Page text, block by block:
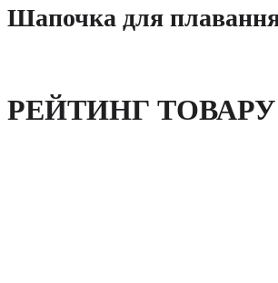
Шапочка для
РЕЙТИНГ ТОВАРУ